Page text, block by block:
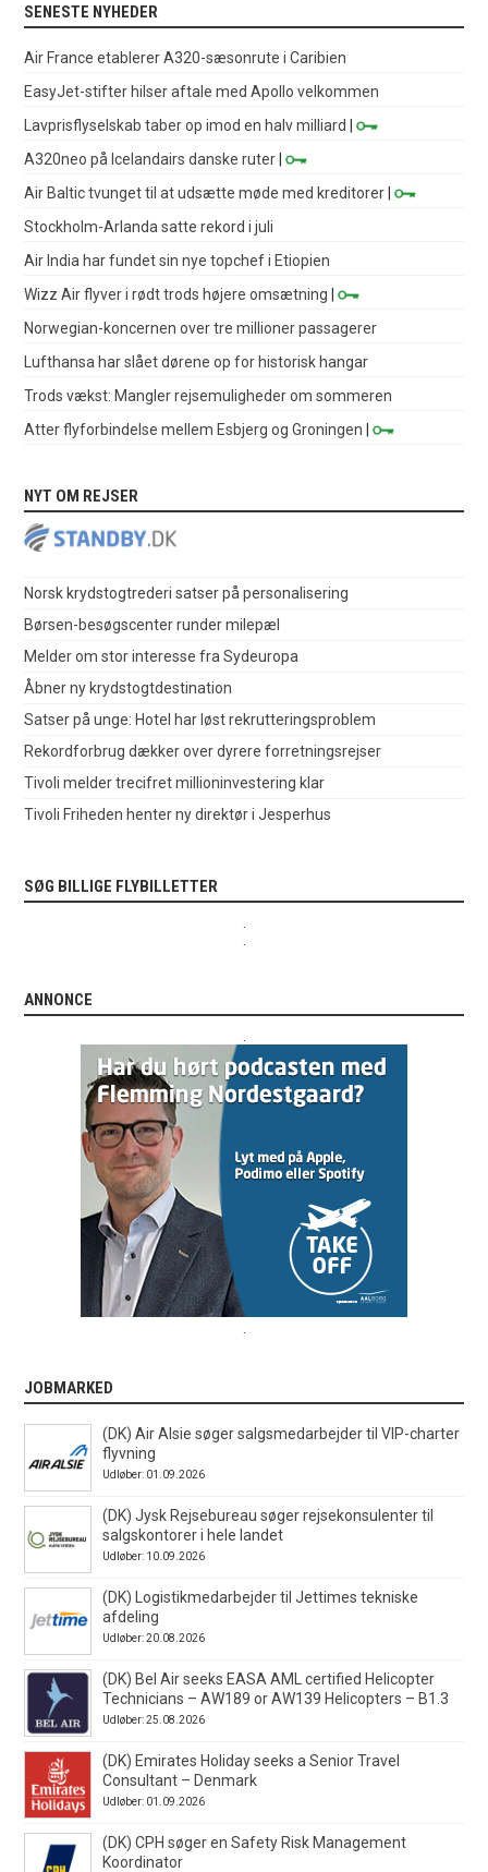
SENESTE NYHEDER
Air France etablerer A320-sæsonrute i Caribien
EasyJet-stifter hilser aftale med Apollo velkommen
Lavprisflyselskab taber op imod en halv milliard
|
A320neo på Icelandairs danske ruter |
Air Baltic tvunget til at udsætte møde med kreditorer |
Stockholm-Arlanda satte rekord i juli
Air India har fundet sin nye topchef i Etiopien
Wizz Air flyver i rødt trods højere omsætning |
Norwegian-koncernen over tre millioner passagerer
Lufthansa har slået dørene op for historisk hangar
Trods vækst: Mangler rejsemuligheder om sommeren
Atter flyforbindelse mellem Esbjerg og Groningen |
NYT OM REJSER
Norsk krydstogtrederi satser på personalisering
Børsen-besøgscenter runder milepæl
Melder om stor interesse fra Sydeuropa
Åbner ny krydstogtdestination
Satser på unge: Hotel har løst rekrutteringsproblem
Rekordforbrug dækker over dyrere forretningsrejser
Tivoli melder trecifret millioninvestering klar
Tivoli Friheden henter ny direktør i Jesperhus
SØG BILLIGE FLYBILLETTER
ANNONCE
JOBMARKED
(DK) Air Alsie søger salgsmedarbejder til VIP-charter
flyvning
Udløber: 01.09.2026
(DK) Jysk Rejsebureau søger rejsekonsulenter til
salgskontorer i hele landet
Udløber: 10.09.2026
(DK) Logistikmedarbejder til Jettimes tekniske
afdeling
Udløber: 20.08.2026
(DK) Bel Air seeks EASA AML certified Helicopter
Technicians – AW189 or AW139 Helicopters – B1.3
Udløber: 25.08.2026
(DK) Emirates Holiday seeks a Senior Travel
Consultant – Denmark
Udløber: 01.09.2026
(DK) CPH søger en Safety Risk Management
Koordinator